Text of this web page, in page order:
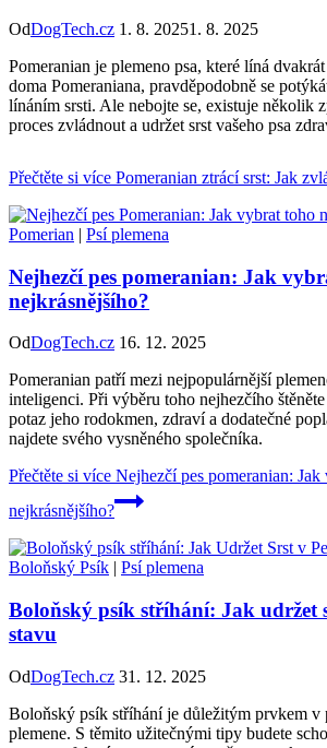
OdDogTech.cz 1. 8. 20251. 8. 2025
Pomeranian je plemeno psa, které líná
doma Pomeraniana, pravděpodobně se
línáním srsti. Ale nebojte se, existuje několik
proces zvládnout a udržet srst vašeho psa
Přečtěte si více Pomeranian ztrácí srst: Jak
Pomerian | Psí plemena
Nejhezčí pes pomeranian: Jak
nejkrásnějšího?
OdDogTech.cz 16. 12. 2025
Pomeranian patří mezi nejpopulárnější
inteligenci. Při výběru toho nejhezčího
potaz jeho rodokmen, zdraví a dodatečné
najdete svého vysněného společníka.
Přečtěte si více Nejhezčí pes pomeranian:
nejkrásnějšího?
Boloňský Psík | Psí plemena
Boloňský psík stříhání: Jak udržet
stavu
OdDogTech.cz 31. 12. 2025
Boloňský psík stříhání je důležitým prvkem v
plemene. S těmito užitečnými tipy budete